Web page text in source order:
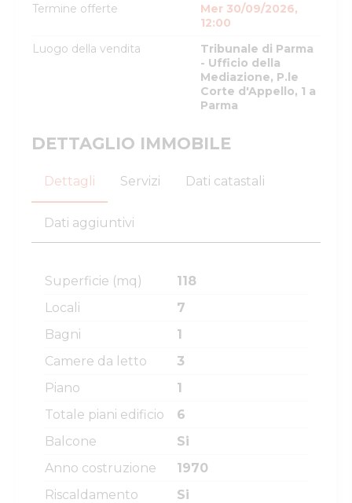
Termine offerte
Mer 30/09/2026,
12:00
Luogo della vendita
Tribunale di Parma
- Ufficio della
Mediazione, P.le
Corte d'Appello, 1 a
Parma
DETTAGLIO IMMOBILE
Dettagli Servizi Dati catastali
Dati aggiuntivi
Superficie (mq)
118
Locali
7
Bagni
1
Camere da letto
3
Piano
1
Totale piani edificio
6
Balcone
Si
Anno costruzione
1970
Riscaldamento
Si